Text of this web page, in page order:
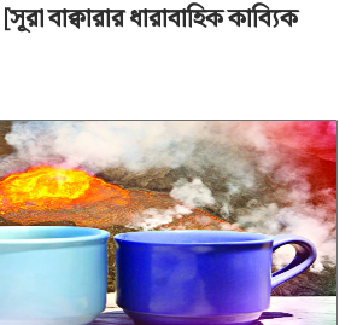
বাক্বারার ধারাবাহিক কাব্যিক